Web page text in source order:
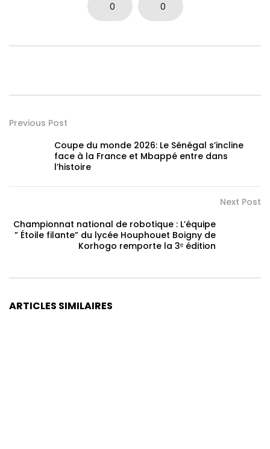
0 0
Previous Post
Coupe du monde 2026: Le Sénégal s’incline
face à la France et Mbappé entre dans
l’histoire
Next Post
Championnat national de robotique : L’équipe
” Étoile filante” du lycée Houphouet Boigny de
Korhogo remporte la 3ᵉ édition
ARTICLES SIMILAIRES